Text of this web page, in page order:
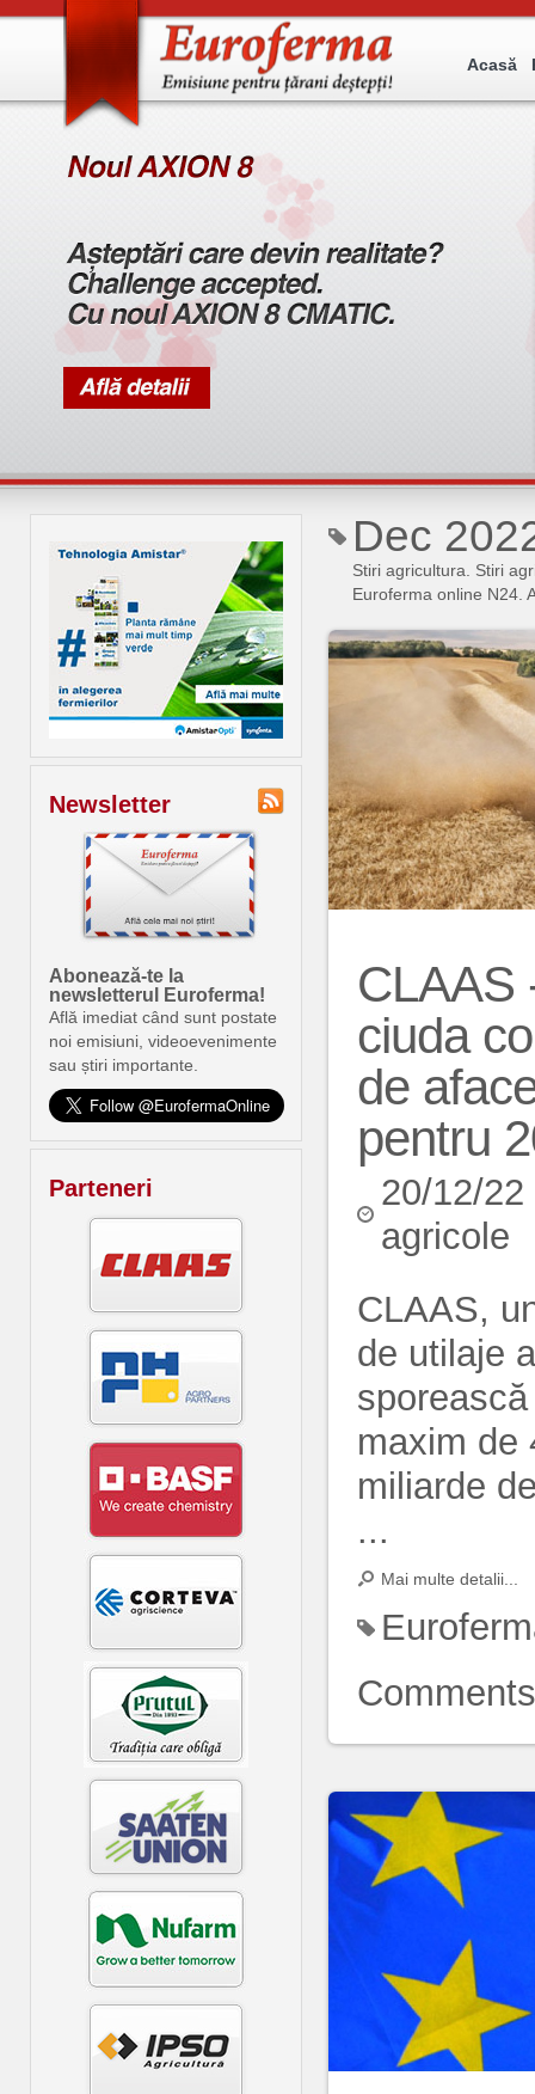
Acasă
Newsletter
Abonează-te la
newsletterul Euroferma!
Află imediat când sunt postate
noi emisiuni, videoevenimente
sau știri importante.
Parteneri
Dec
Stiri agricultura. Stiri
Euroferma online N24.
CLAAS
ciuda
de
pentru
20/12/
agricole
CLAAS,
de utilaje
maxim de
miliarde
...
Mai multe detalii...
Comments